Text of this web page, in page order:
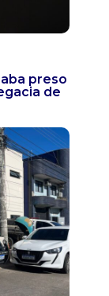
preso
de